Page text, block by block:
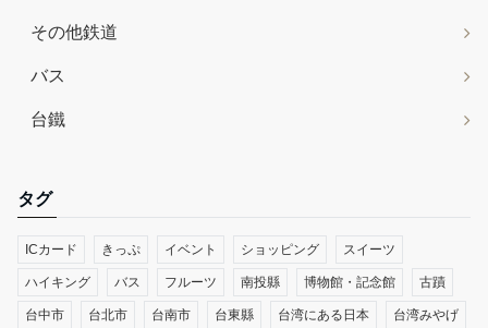
その他鉄道
バス
台鐵
タグ
ICカード きっぷ イベント ショッピング スイーツ
ハイキング バス フルーツ 南投縣 博物館・記念館 古蹟
台中市 台北市 台南市 台東縣 台湾にある日本 台湾みやげ